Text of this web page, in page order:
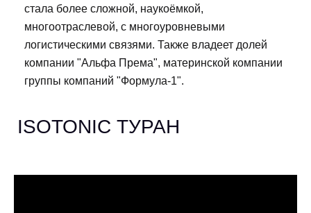
стала более сложной, наукоёмкой,
многоотраслевой, с многоуровневыми
логистическими связями. Также владеет долей
компании "Альфа Према", материнской компании
группы компаний "Формула-1".
ISOTONIC ТУРАН